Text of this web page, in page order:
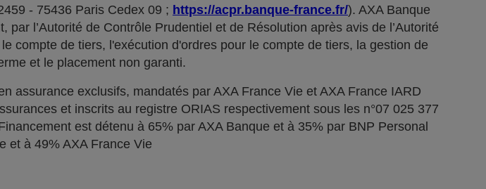
- 75436 Paris Cedex 09 ; https://acpr.banque-france.fr/). AXA Banque
l’Autorité de Contrôle Prudentiel et de Résolution après avis de l’Autorité
compte de tiers, l'exécution d'ordres pour le compte de tiers, la gestion de
et le placement non garanti.
assurance exclusifs, mandatés par AXA France Vie et AXA France IARD
et inscrits au registre ORIAS respectivement sous les n°07 025 377
est détenu à 65% par AXA Banque et à 35% par BNP Personal
et à 49% AXA France Vie